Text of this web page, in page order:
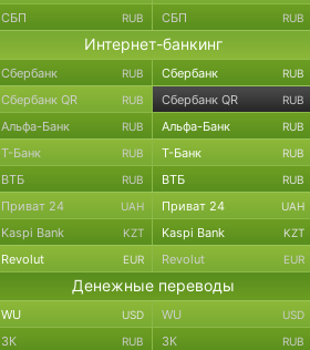
СБП RUB СБП RUB
Интернет-банкинг
Сбербанк RUB Сбербанк RUB
Сбербанк QR RUB Сбербанк QR RUB
Альфа-Банк RUB Альфа-Банк RUB
Т-Банк RUB Т-Банк RUB
ВТБ RUB ВТБ RUB
Приват 24 UAH Приват 24 UAH
Kaspi Bank KZT Kaspi Bank KZT
Revolut EUR Revolut EUR
Денежные переводы
WU USD WU USD
ЗК RUB ЗК RUB